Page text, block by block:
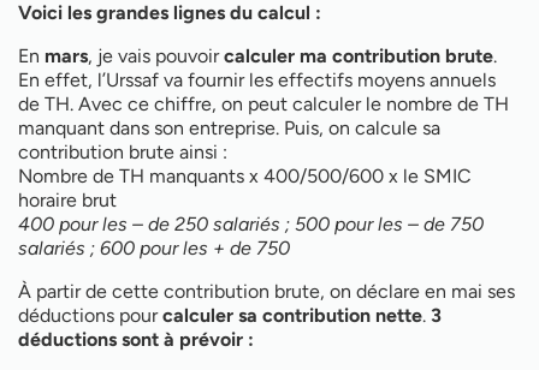
Voici les grandes lignes du calcul :
En mars, je vais pouvoircalculer ma contribution brute.
En effet, l’Urssaf va fournir les effectifs moyens annuels
de TH. Avec ce chiffre, on peut calculer le nombre de TH
manquant dans son entreprise. Puis, on calcule sa
contribution brute ainsi :
Nombre de TH manquants x 400/500/600 x le SMIC
horaire brut
400 pour les – de 250 salariés ; 500 pour les – de 750
salariés ; 600 pour les + de 750
À partir de cette contribution brute, on déclare en mai ses
déductions pourcalculer sa contribution nette. 3
déductions sont à prévoir :